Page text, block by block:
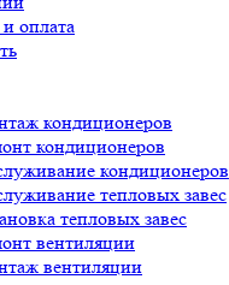
оплата
кондиционеров
кондиционеров
кондиционеров
тепловых завес
тепловых завес
вентиляции
вентиляции